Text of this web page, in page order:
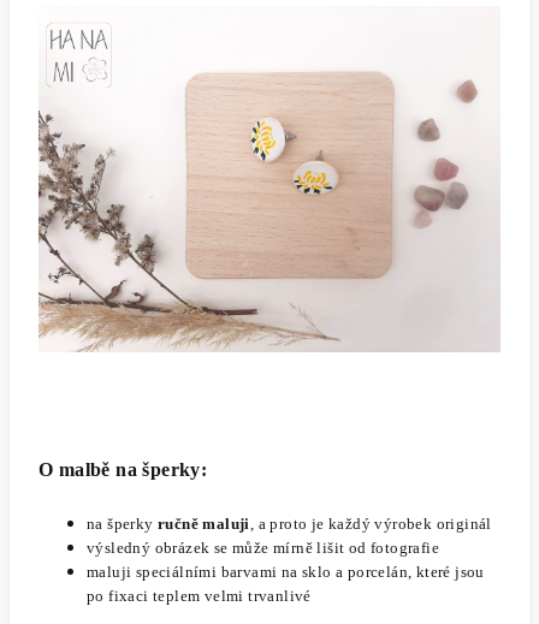
O malbě na šperky:
na šperky ručně maluji, a proto je každý výrobek originál
výsledný obrázek se může mírně lišit od fotografie
maluji speciálními barvami na sklo a porcelán, které jsou
po fixaci teplem velmi trvanlivé